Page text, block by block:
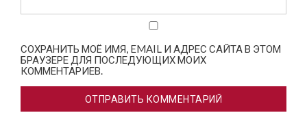
СОХРАНИТЬ МОЁ ИМЯ, EMAIL И АДРЕС САЙТА В ЭТОМ
БРАУЗЕРЕ ДЛЯ ПОСЛЕДУЮЩИХ МОИХ
КОММЕНТАРИЕВ.